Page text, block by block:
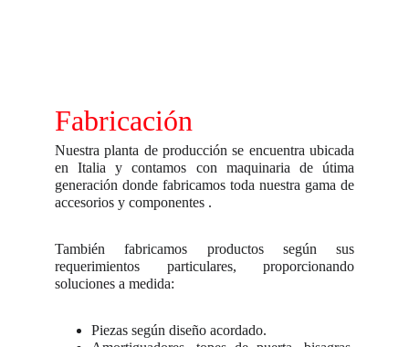
Fabricación
Nuestra planta de producción se encuentra ubicada
en Italia y contamos con maquinaria de útima
generación donde fabricamos toda nuestra gama de
accesorios y componentes .
También fabricamos productos según sus
requerimientos particulares, proporcionando
soluciones a medida:
Piezas según diseño acordado.